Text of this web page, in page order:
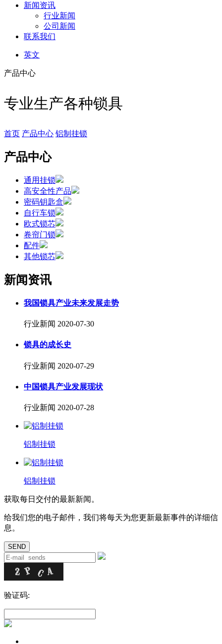
新闻资讯
行业新闻
公司新闻
联系我们
英文
产品中心
专业生产各种锁具
首页 产品中心 铝制挂锁
产品中心
通用挂锁
高安全性产品
密码钥匙盒
自行车锁
欧式锁芯
卷帘门锁
配件
其他锁芯
新闻资讯
我国锁具产业未来发展走势
行业新闻 2020-07-30
锁具的成长史
行业新闻 2020-07-29
中国锁具产业发展现状
行业新闻 2020-07-28
铝制挂锁
铝制挂锁
获取每日交付的最新新闻。
给我们您的电子邮件，我们将每天为您更新最新事件的详细信
息。
验证码: